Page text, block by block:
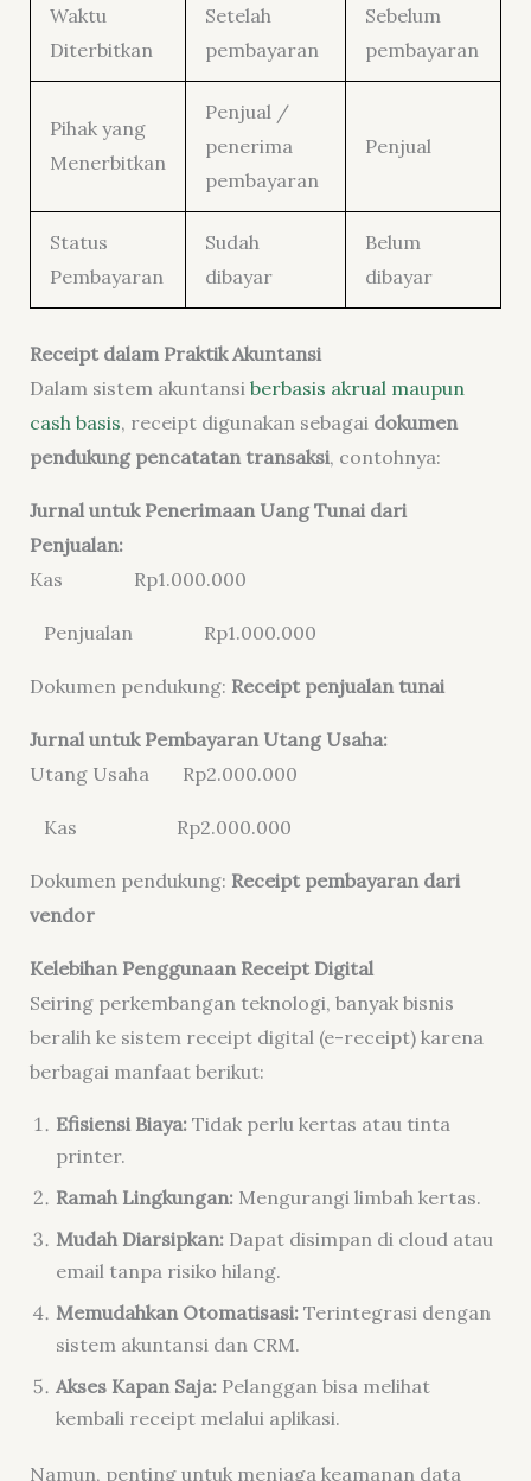
Waktu
Diterbitkan
Setelah
pembayaran
Sebelum
pembayaran
Pihak yang
Menerbitkan
Penjual /
penerima
pembayaran
Penjual
Status
Pembayaran
Sudah
dibayar
Belum
dibayar
Receipt dalam Praktik Akuntansi
Dalam sistem akuntansi berbasis akrual maupun
cash basis, receipt digunakan sebagai dokumen
pendukung pencatatan transaksi, contohnya:
Jurnal untuk Penerimaan Uang Tunai dari
Penjualan:
Kas Rp1.000.000
Penjualan Rp1.000.000
Dokumen pendukung: Receipt penjualan tunai
Jurnal untuk Pembayaran Utang Usaha:
Utang Usaha Rp2.000.000
Kas Rp2.000.000
Dokumen pendukung: Receipt pembayaran dari
vendor
Kelebihan Penggunaan Receipt Digital
Seiring perkembangan teknologi, banyak bisnis
beralih ke sistem receipt digital (e-receipt) karena
berbagai manfaat berikut:
Efisiensi Biaya: Tidak perlu kertas atau tinta
printer.
Ramah Lingkungan: Mengurangi limbah kertas.
Mudah Diarsipkan: Dapat disimpan di cloud atau
email tanpa risiko hilang.
Memudahkan Otomatisasi: Terintegrasi dengan
sistem akuntansi dan CRM.
Akses Kapan Saja: Pelanggan bisa melihat
kembali receipt melalui aplikasi.
Namun, penting untuk menjaga keamanan data